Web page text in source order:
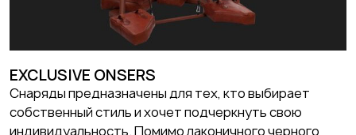
EXCLUSIVE ONSERS
Снаряды предназначены для тех, кто выбирает
собственный стиль и хочет подчеркнуть свою
индивидуальность. Помимо лаконичного черного